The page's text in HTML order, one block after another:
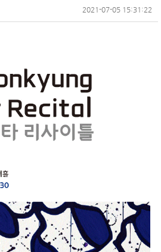
2021-07-05 15:31:22